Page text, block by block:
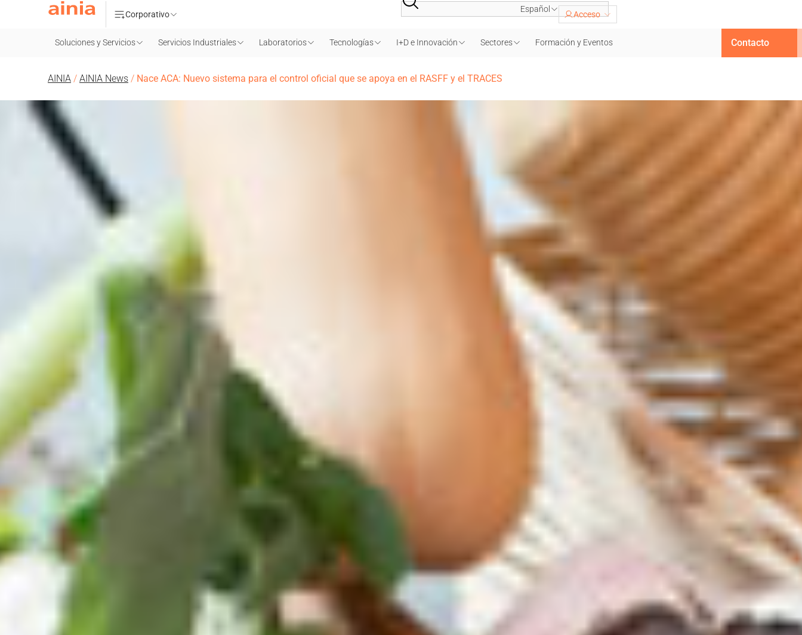
Corporativo
Español
Acceso
Soluciones y Servicios Servicios Industriales Laboratorios Tecnologías I+D e Innovación Sectores Formación y Eventos Contacto
AINIA / AINIA News / Nace ACA: Nuevo sistema para el control oficial que se apoya en el RASFF y el TRACES